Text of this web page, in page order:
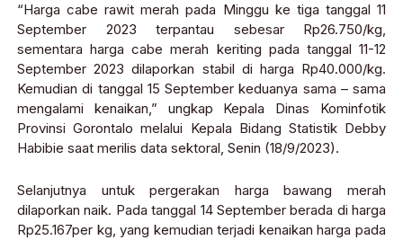
“Harga cabe rawit merah pada Minggu ke tiga tanggal 11
September 2023 terpantau sebesar Rp26.750/kg,
sementara harga cabe merah keriting pada tanggal 11-12
September 2023 dilaporkan stabil di harga Rp40.000/kg.
Kemudian di tanggal 15 September keduanya sama – sama
mengalami kenaikan,” ungkap Kepala Dinas Kominfotik
Provinsi Gorontalo melalui Kepala Bidang Statistik Debby
Habibie saat merilis data sektoral, Senin (18/9/2023).
Selanjutnya untuk pergerakan harga bawang merah
dilaporkan naik. Pada tanggal 14 September berada di harga
Rp25.167per kg, yang kemudian terjadi kenaikan harga pada